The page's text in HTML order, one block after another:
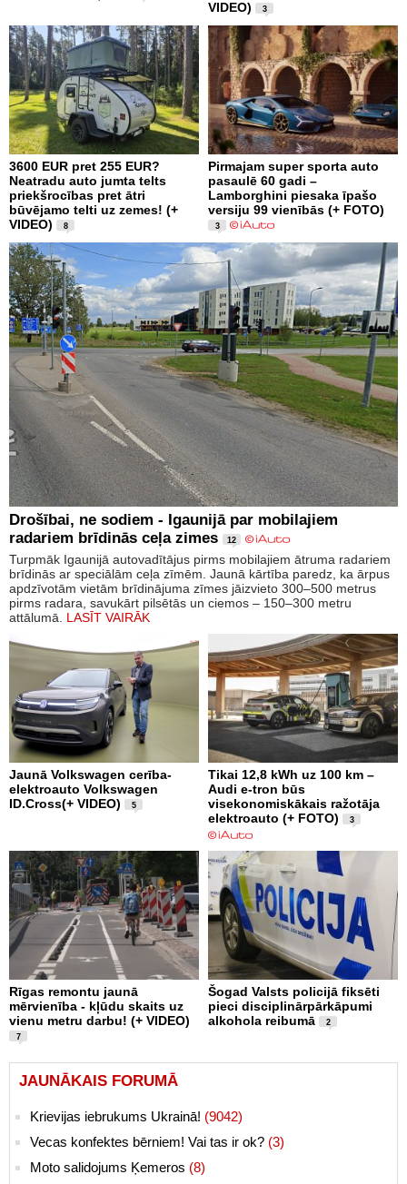
VIDEO) 3
3600 EUR pret 255 EUR?
Neatradu auto jumta telts
priekšrocības pret ātri
būvējamo telti uz zemes! (+
VIDEO)
8
Pirmajam super sporta auto
pasaulē 60 gadi –
Lamborghini piesaka īpašo
versiju 99 vienībās (+ FOTO)
3
Drošībai, ne sodiem - Igaunijā par mobilajiem
radariem brīdinās ceļa zimes
12
Turpmāk Igaunijā autovadītājus pirms mobilajiem ātruma radariem
brīdinās ar speciālām ceļa zīmēm. Jaunā kārtība paredz, ka ārpus
apdzīvotām vietām brīdinājuma zīmes jāizvieto 300–500 metrus
pirms radara, savukārt pilsētās un ciemos – 150–300 metru
attālumā. LASĪT VAIRĀK
Jaunā Volkswagen cerība-
elektroauto Volkswagen
ID.Cross(+ VIDEO)
5
Tikai 12,8 kWh uz 100 km –
Audi e-tron būs
visekonomiskākais ražotāja
elektroauto (+ FOTO)
3
Rīgas remontu jaunā
mērvienība - kļūdu skaits uz
vienu metru darbu! (+ VIDEO)
7
Šogad Valsts policijā fiksēti
pieci disciplinārpārkāpumi
alkohola reibumā
2
JAUNĀKAIS FORUMĀ
Krievijas iebrukums Ukrainā! (9042)
Vecas konfektes bērniem! Vai tas ir ok? (3)
Moto salidojums Ķemeros (8)